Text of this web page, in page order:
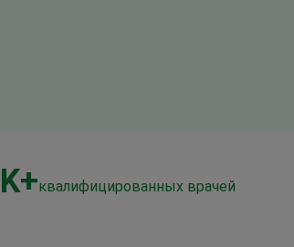
K+квалифицированных врачей